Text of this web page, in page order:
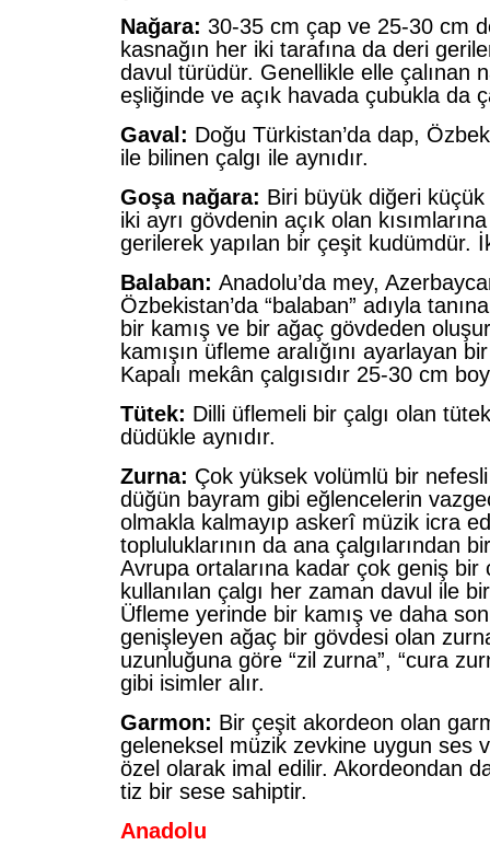
Nağara: 30-35 cm çap ve 25-30 cm
kasnağın her iki tarafına da deri
davul türüdür. Genellikle elle çalınan
eşliğinde ve açık havada çubukla da
Gaval: Doğu Türkistan’da dap,
ile bilinen çalgı ile aynıdır.
Goşa nağara: Biri büyük diğeri
iki ayrı gövdenin açık olan
gerilerek yapılan bir çeşit kudümdür.
Balaban: Anadolu’da mey,
Özbekistan’da “balaban” adıyla
bir kamış ve bir ağaç gövdeden
kamışın üfleme aralığını ayarlayan
Kapalı mekân çalgısıdır 25-30 cm
Tütek: Dilli üflemeli bir çalgı olan
düdükle aynıdır.
Zurna: Çok yüksek volümlü bir
düğün bayram gibi eğlencelerin
olmakla kalmayıp askerî müzik icra
topluluklarının da ana çalgılarından
Avrupa ortalarına kadar çok geniş bir
kullanılan çalgı her zaman davul ile
Üfleme yerinde bir kamış ve daha
genişleyen ağaç bir gövdesi olan
uzunluğuna göre “zil zurna”, “cura
gibi isimler alır.
Garmon: Bir çeşit akordeon olan
geleneksel müzik zevkine uygun ses
özel olarak imal edilir. Akordeondan
tiz bir sese sahiptir.
Anadolu